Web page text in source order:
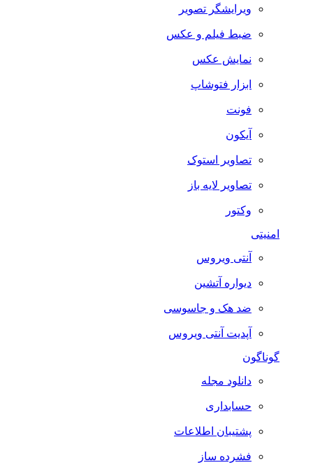
ویرایشگر تصویر
ضبط فيلم و عكس
نمایش عکس
ابزار فتوشاپ
فونت
آیکون
تصاویر استوک
تصاویر لایه باز
وکتور
امنیتی
آنتی ویروس
دیواره آتشین
ضد هک و جاسوسی
آپدیت آنتی ویروس
گوناگون
دانلود مجله
حسابداری
پشتیبان اطلاعات
فشرده ساز